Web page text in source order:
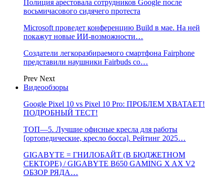
Полиция арестовала сотрудников Google после
восьмичасового сидячего протеста
Microsoft проведет конференцию Build в мае. На ней
покажут новые ИИ-возможности…
Создатели легкоразбираемого смартфона Fairphone
представили наушники Fairbuds со…
Prev Next
Видеообзоры
Google Pixel 10 vs Pixel 10 Pro: ПРОБЛЕМ ХВАТАЕТ!
ПОДРОБНЫЙ ТЕСТ!
ТОП—5. Лучшие офисные кресла для работы
[ортопедические, кресло босса]. Рейтинг 2025…
GIGABYTE = ГНИЛОБАЙТ (В БЮДЖЕТНОМ
СЕКТОРЕ) / GIGABYTE B650 GAMING X AX V2
ОБЗОР РЯДА…